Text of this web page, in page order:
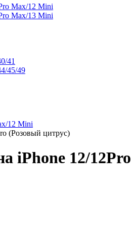
Max/12 Mini
Max/13 Mini
41
45/49
12 Mini
(Розовый цитрус)
iPhone 12/